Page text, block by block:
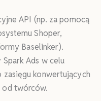
API (np. za pomocą
Shoper,
Baselinker).
Ads w celu
zasięgu konwertujących
od twórców.